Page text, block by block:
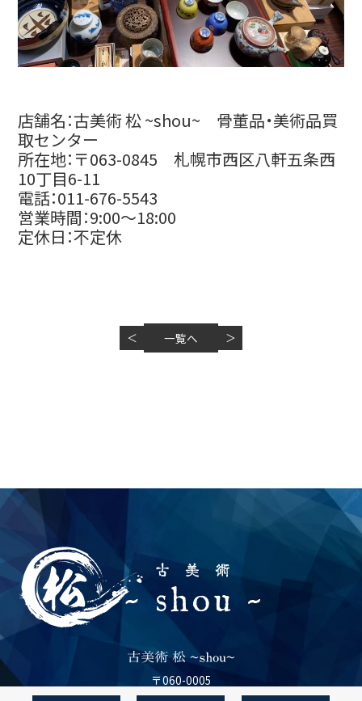
店舗名：古美術 松 ~shou~ 骨董品・美術品買
取センター
所在地：〒063-0845 札幌市西区八軒五条西
10丁目6-11
電話：011-676-5543
営業時間：9:00～18:00
定休日：不定休
＜ 一覧へ ＞
〒060-0005
北海道札幌市中央区北5条西17丁目4-4 第58藤栄ビル